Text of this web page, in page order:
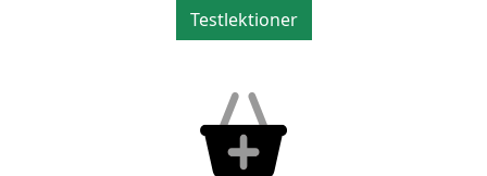
Testlektioner